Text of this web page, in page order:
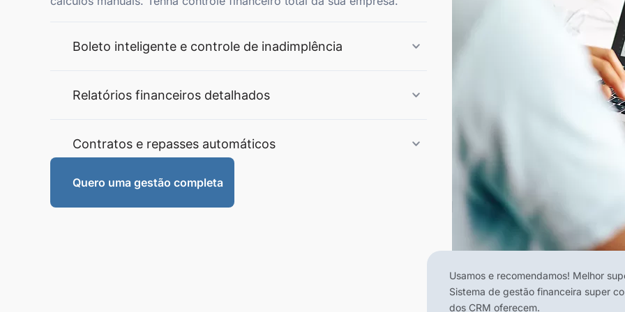
Boleto inteligente e controle de inadimplência
Relatórios financeiros detalhados
Contratos e repasses automáticos
Quero uma gestão completa
Usamos e recomendamos! Melhor
Sistema de gestão financeira super
dos CRM oferecem.